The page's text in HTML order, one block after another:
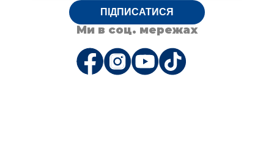
ПІДПИСАТИСЯ
Ми в соц. мережах